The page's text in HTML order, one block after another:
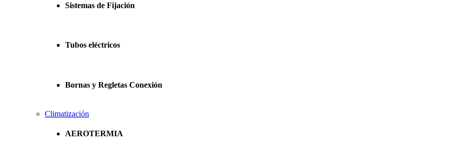
Sistemas de Fijación
Tubos eléctricos
Bornas y Regletas Conexión
Climatización
AEROTERMIA